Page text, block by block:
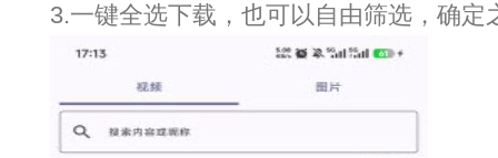
3.一键全选下载，也可以自由筛选，确定